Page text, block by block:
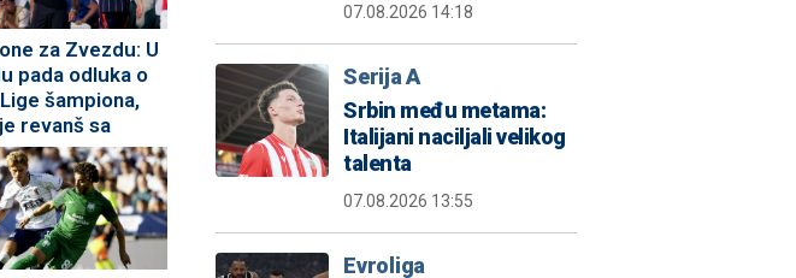
za Zvezdu: U
pada odluka o
šampiona,
revanš sa
07.08.2026 14:18
Serija A
Srbin među metama:
Italijani naciljali velikog
talenta
07.08.2026 13:55
Evroliga